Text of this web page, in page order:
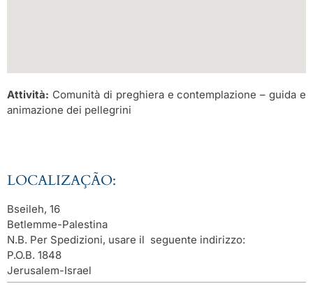
Attività: Comunità di preghiera e contemplazione – guida e
animazione dei pellegrini
LOCALIZAÇÃO:
Bseileh, 16
Betlemme-Palestina
N.B. Per Spedizioni, usare il seguente indirizzo:
P.O.B. 1848
Jerusalem-Israel